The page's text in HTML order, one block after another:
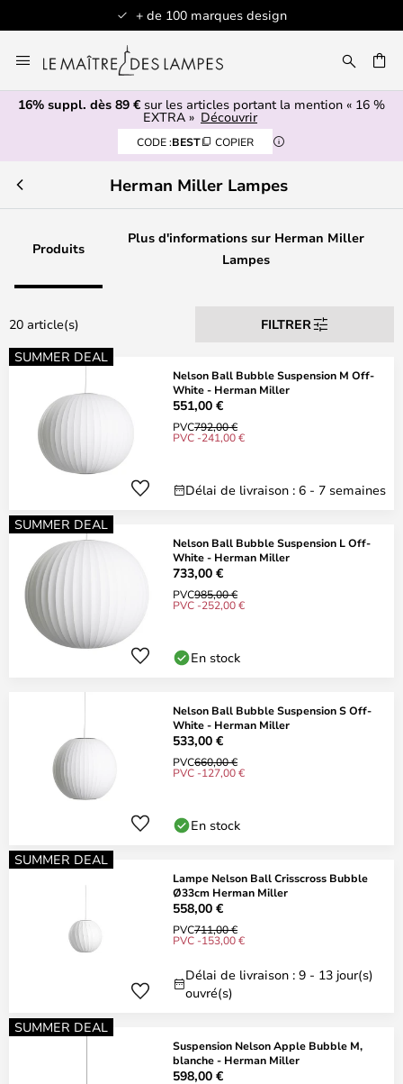
+ de 100 marques design
au
contenu
16% suppl. dès 89 € sur les articles portant la mention « 16 %
EXTRA » Découvrir
CODE :BEST COPIER
Herman Miller Lampes
Produits
Plus d'informations sur Herman Miller
Lampes
20 article(s)
FILTRER
SUMMER DEAL
Nelson Ball Bubble Suspension M Off-
White - Herman Miller
551,00 €
PVC792,00 €
PVC -241,00 €
Délai de livraison : 6 - 7 semaines
SUMMER DEAL
Nelson Ball Bubble Suspension L Off-
White - Herman Miller
733,00 €
PVC985,00 €
PVC -252,00 €
En stock
Nelson Ball Bubble Suspension S Off-
White - Herman Miller
533,00 €
PVC660,00 €
PVC -127,00 €
En stock
SUMMER DEAL
Lampe Nelson Ball Crisscross Bubble
Ø33cm Herman Miller
558,00 €
PVC711,00 €
PVC -153,00 €
Délai de livraison : 9 - 13 jour(s)
ouvré(s)
SUMMER DEAL
Suspension Nelson Apple Bubble M,
blanche - Herman Miller
598,00 €